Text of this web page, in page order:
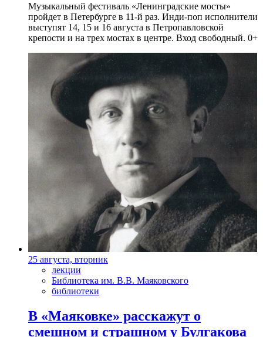
Музыкальный фестиваль «Ленинградские мосты»
пройдет в Петербурге в 11-й раз. Инди-поп исполнители
выступят 14, 15 и 16 августа в Петропавловской
крепости и на трех мостах в центре. Вход свободный. 0+
25 августа, вторник
лекции
Библиотека им. В.В. Маяковского
библиотеки
В «Маяковке» расскажут о
смешном и страшном у Булгакова